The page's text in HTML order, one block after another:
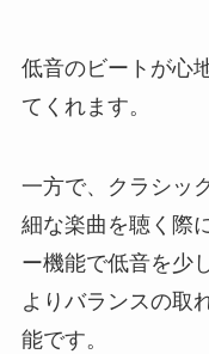
低音のビートが心
てくれます。
一方で、クラシッ
細な楽曲を聴く際
ー機能で低音を少
よりバランスの取
能です。